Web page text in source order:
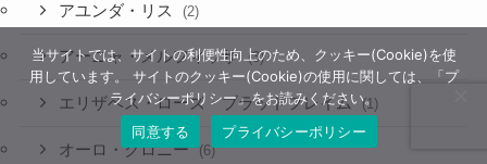
アユンダ・リス (2)
アーニャ・メルフィッサ (3)
エリザベス・ローズ・ブラッドフレイム (1)
オーロ・クロニー (6)
当サイトでは、サイトの利便性向上のため、クッキー(Cookie)を使
用しています。 サイトのクッキー(Cookie)の使用に関しては、「プ
ライバシーポリシー」をお読みください。
同意する
プライバシーポリシー